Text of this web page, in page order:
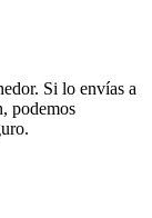
Si lo envías a
podemos